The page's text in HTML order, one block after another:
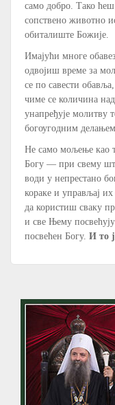
само добро. Тако
сопствено животно
обиталиште Божије.
Имајући многе
одвојиш време за
се по савести
чиме се количина
унапређује молитву
богоугодним
Не само мољење као
Богу — при свему
води у непрестано
кораке и управљај
да користиш сваку
и све Њему
посвећен Богу. И то